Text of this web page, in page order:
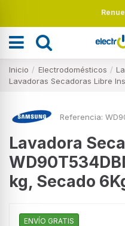
Inicio Electrodomésticos
Lavadoras Secadoras Libre
Referencia:
Lavadora
kg, Secado
ENVÍO GRATIS